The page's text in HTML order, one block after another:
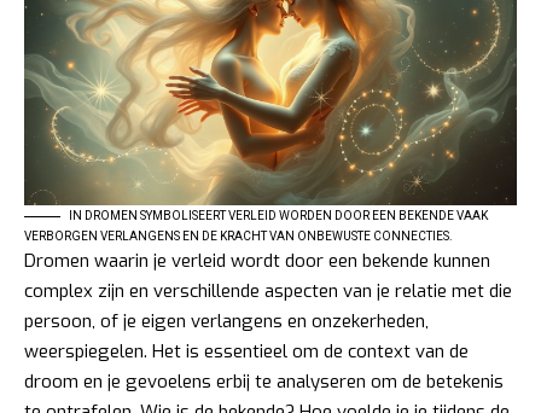
IN DROMEN SYMBOLISEERT VERLEID WORDEN DOOR EEN BEKENDE VAAK
VERBORGEN VERLANGENS EN DE KRACHT VAN ONBEWUSTE CONNECTIES.
Dromen waarin je verleid wordt door een bekende kunnen
complex zijn en verschillende aspecten van je relatie met die
persoon, of je eigen verlangens en onzekerheden,
weerspiegelen. Het is essentieel om de context van de
droom en je gevoelens erbij te analyseren om de betekenis